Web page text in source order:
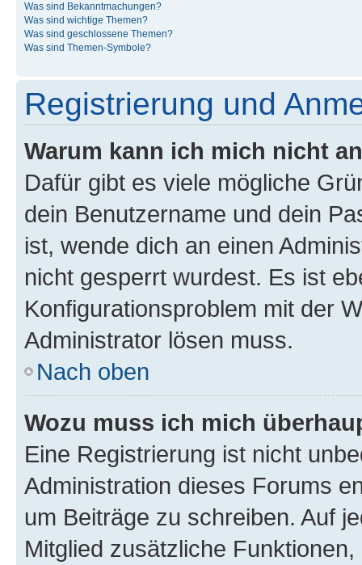
Was sind Bekanntmachungen?
Was sind wichtige Themen?
Was sind geschlossene Themen?
Was sind Themen-Symbole?
Registrierung und
Warum kann ich mich nicht
Dafür gibt es viele mögliche
dein Benutzername und dein
ist, wende dich an einen
nicht gesperrt wurdest. Es ist
Konfigurationsproblem mit der
Administrator lösen muss.
Nach oben
Wozu muss ich mich
Eine Registrierung ist nicht
Administration dieses Forums
um Beiträge zu schreiben. Auf
Mitglied zusätzliche